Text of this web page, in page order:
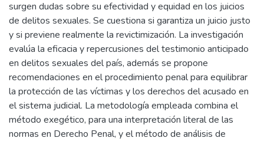
surgen dudas sobre su efectividad y equidad en los juicios
de delitos sexuales. Se cuestiona si garantiza un juicio justo
y si previene realmente la revictimización. La investigación
evalúa la eficacia y repercusiones del testimonio anticipado
en delitos sexuales del país, además se propone
recomendaciones en el procedimiento penal para equilibrar
la protección de las víctimas y los derechos del acusado en
el sistema judicial. La metodología empleada combina el
método exegético, para una interpretación literal de las
normas en Derecho Penal, y el método de análisis de